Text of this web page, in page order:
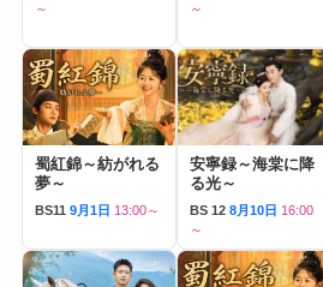
～
～
蜀紅錦～紡がれる
夢～
BS11 9月1日 13:00～
安寧録～海棠に降
る光～
BS 12 8月10日 16:00
～